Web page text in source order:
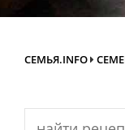
СЕМЬЯ.INFO
Search